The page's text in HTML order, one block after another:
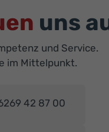
uns
und Service.
im Mittelpunkt.
42 87 00